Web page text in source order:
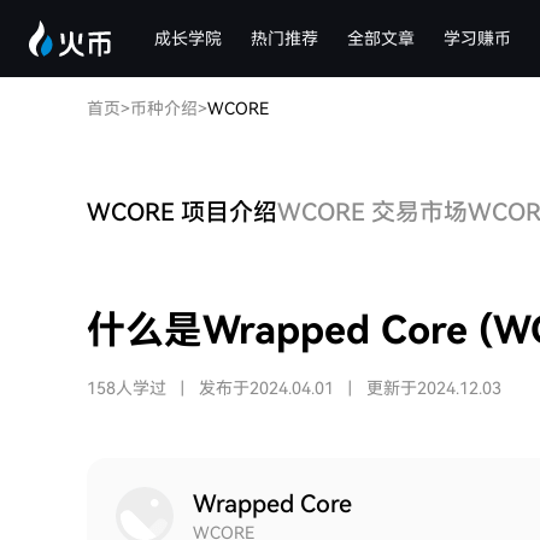
成长学院 热门推荐 全部文章 学习赚币
首页>币种介绍>WCORE
WCORE 项目介绍WCORE 交易市场
什么是Wrapped Core
158人学过 发布于2024.04.01 更新于2024.12.03
Wrapped Core
WCORE